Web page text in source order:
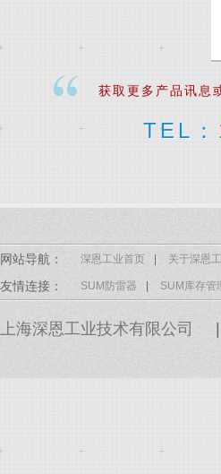
获取更多产品讯息
TEL
网站导航： 深恩工业首页 关于深恩
友情连接： SUM防雷器 SUM库存管
上海深恩工业技术有限公司